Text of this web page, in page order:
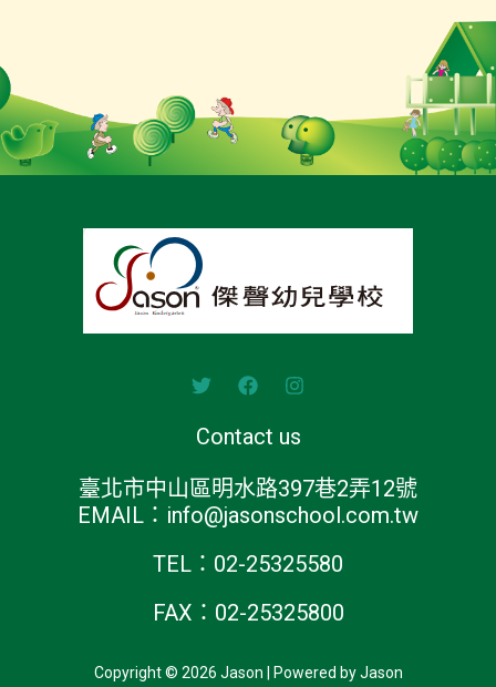
Contact us
臺北市中山區明水路397巷2弄12號
EMAIL：info@jasonschool.com.tw
TEL：02-25325580
FAX：02-25325800
Copyright © 2026 Jason | Powered by Jason